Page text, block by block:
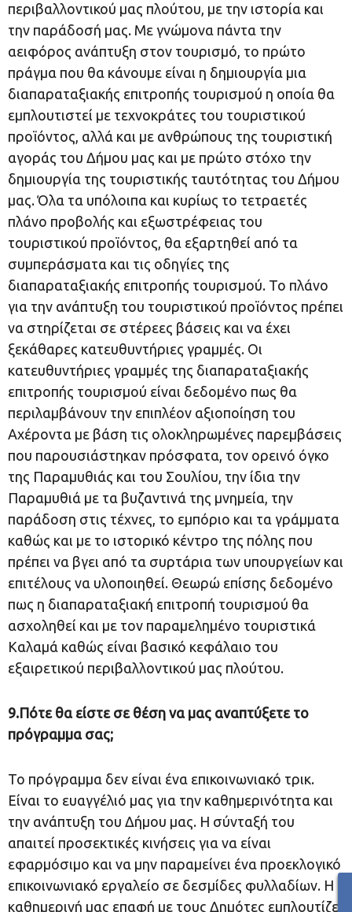
περιβαλλοντικού μας πλούτου, με την ιστορία και
την παράδοσή μας. Με γνώμονα πάντα την
αειφόρος ανάπτυξη στον τουρισμό, το πρώτο
πράγμα που θα κάνουμε είναι η δημιουργία μια
διαπαραταξιακής επιτροπής τουρισμού η οποία θα
εμπλουτιστεί με τεχνοκράτες του τουριστικού
προϊόντος, αλλά και με ανθρώπους της τουριστική
αγοράς του Δήμου μας και με πρώτο στόχο την
δημιουργία της τουριστικής ταυτότητας του Δήμου
μας. Όλα τα υπόλοιπα και κυρίως το τετραετές
πλάνο προβολής και εξωστρέφειας του
τουριστικού προϊόντος, θα εξαρτηθεί από τα
συμπεράσματα και τις οδηγίες της
διαπαραταξιακής επιτροπής τουρισμού. Το πλάνο
για την ανάπτυξη του τουριστικού προϊόντος πρέπει
να στηρίζεται σε στέρεες βάσεις και να έχει
ξεκάθαρες κατευθυντήριες γραμμές. Οι
κατευθυντήριες γραμμές της διαπαραταξιακής
επιτροπής τουρισμού είναι δεδομένο πως θα
περιλαμβάνουν την επιπλέον αξιοποίηση του
Αχέροντα με βάση τις ολοκληρωμένες παρεμβάσεις
που παρουσιάστηκαν πρόσφατα, τον ορεινό όγκο
της Παραμυθιάς και του Σουλίου, την ίδια την
Παραμυθιά με τα βυζαντινά της μνημεία, την
παράδοση στις τέχνες, το εμπόριο και τα γράμματα
καθώς και με το ιστορικό κέντρο της πόλης που
πρέπει να βγει από τα συρτάρια των υπουργείων και
επιτέλους να υλοποιηθεί. Θεωρώ επίσης δεδομένο
πως η διαπαραταξιακή επιτροπή τουρισμού θα
ασχοληθεί και με τον παραμελημένο τουριστικά
Καλαμά καθώς είναι βασικό κεφάλαιο του
εξαιρετικού περιβαλλοντικού μας πλούτου.
9.Πότε θα είστε σε θέση να μας αναπτύξετε το
πρόγραμμα σας;
Το πρόγραμμα δεν είναι ένα επικοινωνιακό τρικ.
Είναι το ευαγγέλιό μας για την καθημερινότητα και
την ανάπτυξη του Δήμου μας. Η σύνταξή του
απαιτεί προσεκτικές κινήσεις για να είναι
εφαρμόσιμο και να μην παραμείνει ένα προεκλογικό
επικοινωνιακό εργαλείο σε δεσμίδες φυλλαδίων. Η
καθημερινή μας επαφή με τους Δημότες εμπλουτίζει